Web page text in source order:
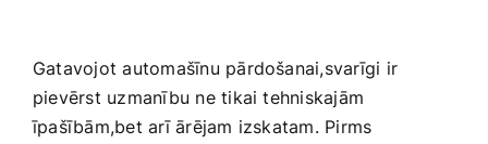
Gatavojot automašīnu pārdošanai,svarīgi ir
pievērst uzmanību ne tikai tehniskajām‍
īpašībām,bet arī ārējam izskatam. Pirms